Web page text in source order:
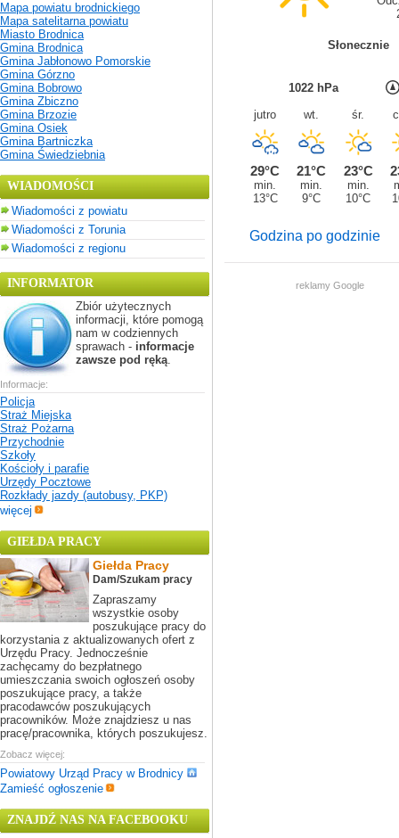
Mapa powiatu brodnickiego
Mapa satelitarna powiatu
Miasto Brodnica
Gmina Brodnica
Gmina Jabłonowo Pomorskie
Gmina Górzno
Gmina Bobrowo
Gmina Zbiczno
Gmina Brzozie
Gmina Osiek
Gmina Bartniczka
Gmina Świedziebnia
WIADOMOŚCI
Wiadomości z powiatu
Wiadomości z Torunia
Wiadomości z regionu
INFORMATOR
Zbiór użytecznych
informacji, które pomogą
nam w codziennych
sprawach - informacje
zawsze pod ręką.
Informacje:
Policja
Straż Miejska
Straż Pożarna
Przychodnie
Szkoły
Kościoły i parafie
Urzędy Pocztowe
Rozkłady jazdy (autobusy, PKP)
więcej
GIEŁDA PRACY
Giełda Pracy
Dam/Szukam pracy
Zapraszamy
wszystkie osoby
poszukujące pracy do
korzystania z aktualizowanych ofert z
Urzędu Pracy. Jednocześnie
zachęcamy do bezpłatnego
umieszczania swoich ogłoszeń osoby
poszukujące pracy, a także
pracodawców poszukujących
pracowników. Może znajdziesz u nas
pracę/pracownika, których poszukujesz.
Zobacz więcej:
Powiatowy Urząd Pracy w Brodnicy
Zamieść ogłoszenie
ZNAJDŹ NAS NA FACEBOOKU
Godzina po godzinie
reklamy Google